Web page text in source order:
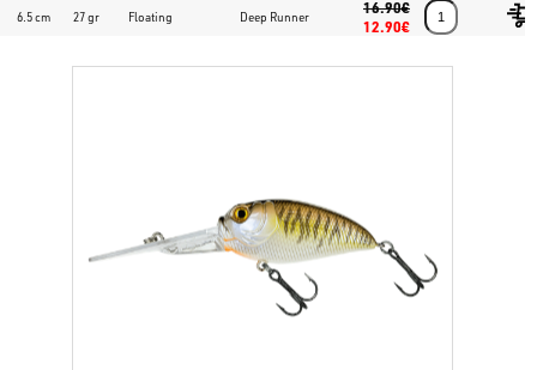
6.5 cm 27 gr Floating Deep Runner
16.90€
12.90€